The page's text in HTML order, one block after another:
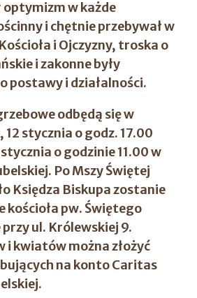
optymizm w każde
i chętnie przebywał w
i Ojczyzny, troska o
i zakonne były
postawy i działalności.
odbędą się w
stycznia o godz. 17.00
o godzinie 11.00 w
Po Mszy Świętej
Księdza Biskupa zostanie
kościoła pw. Świętego
ul. Królewskiej 9.
i kwiatów można złożyć
na konto Caritas